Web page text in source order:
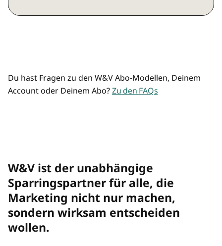
Preisvorteil durch Mehrplatz-Zugänge
Commerce
Top-Listen und Rankings
W&V Magazin im digitalen Archiv
Preisvorteil bei allen W&V Events
Preisvorteil durch Mehrplatz-Zugänge
Du hast Fragen zu den W&V Abo-Modellen, Deinem
Account oder Deinem Abo?Zu den FAQs
W&V ist der unabhängige
Sparringspartner für alle, die
Marketing nicht nur machen,
sondern wirksam entscheiden
wollen.